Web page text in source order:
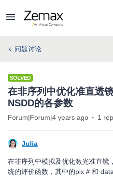
问题讨论
SOLVED
在非序列中优化准直透
NSDD的各参数
Forum|Forum|4 years ago 1
Julia
在非序列中模拟及优化激光准直镜
统的评价函数，其中的pix # 和